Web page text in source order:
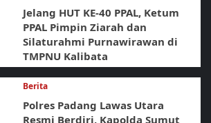
Jelang HUT KE-40 PPAL, Ketum
PPAL Pimpin Ziarah dan
Silaturahmi Purnawirawan di
TMPNU Kalibata
Berita
Polres Padang Lawas Utara
Resmi Berdiri, Kapolda Sumut